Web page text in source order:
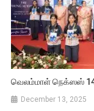
வெலம்மாள் நெக்ஸஸ்
December 13, 2025